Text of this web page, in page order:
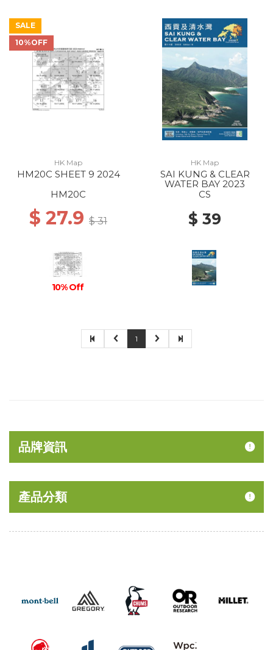
SALE
10%OFF
HK Map
HM20C SHEET 9 2024
HM20C
$ 27.9 $ 31
10% Off
HK Map
SAI KUNG & CLEAR
WATER BAY 2023
CS
$ 39
1
品牌資訊
產品分類